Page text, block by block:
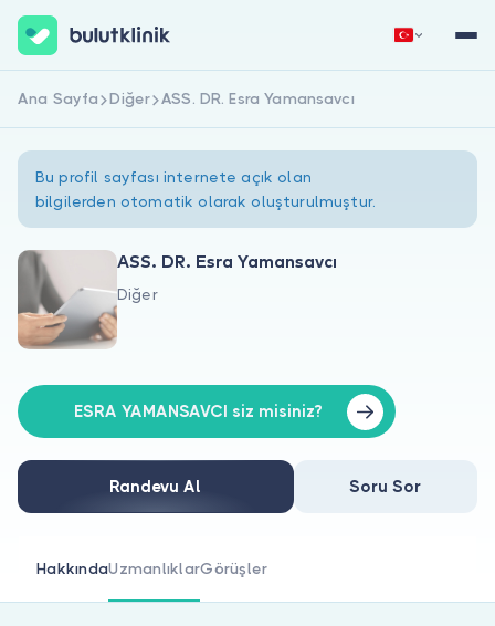
Hakkımızda
Doktorlar için
Doktor musunuz?
Hemen Kaydol Giriş Yap
Ana Sayfa Diğer ASS. DR. Esra Yamansavcı
Bu profil sayfası internete açık olan
bilgilerden otomatik olarak oluşturulmuştur.
ASS. DR. Esra Yamansavcı
Diğer
ESRA YAMANSAVCI siz misiniz?
Randevu Al Soru Sor
HakkındaUzmanlıklarGörüşler